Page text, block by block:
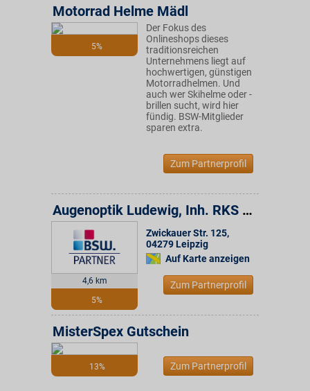
5%
Motorrad Helme Mädl
Der Fokus des
Onlineshops dieses
traditionsreichen
Unternehmens liegt auf
hochwertigen, günstigen
Motorradhelmen. Und
auch wer Skihelme oder -
brillen sucht, wird hier
fündig. BSW-Mitglieder
sparen extra.
Zum Partnerprofil
4,6 km
5%
Augenoptik Ludewig, Inh. RKS Optik GmbH
Zwickauer Str. 125,
04279 Leipzig
Auf Karte anzeigen
Zum Partnerprofil
13%
MisterSpex Gutschein
Zum Partnerprofil